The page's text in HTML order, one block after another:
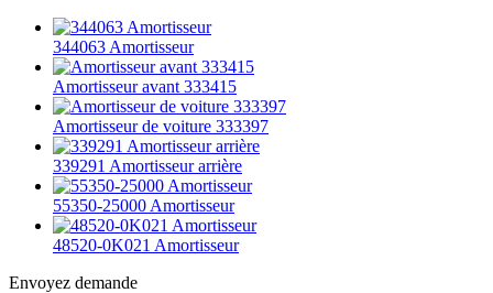
344063 Amortisseur
Amortisseur avant 333415
Amortisseur de voiture 333397
339291 Amortisseur arrière
55350-25000 Amortisseur
48520-0K021 Amortisseur
Envoyez demande